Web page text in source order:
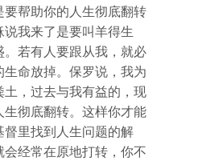
帮助你的人生彻底翻转
我来了是要叫羊得生
若有人要跟从我，就必
命放掉。保罗说，我为
，过去与我有益的，现
彻底翻转。这样你才能
里找到人生问题的解
经常在原地打转，你不